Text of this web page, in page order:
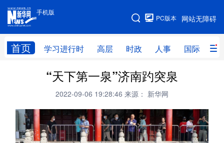
手机版
网站无障碍
PC版本
首页 学习进行时 高层 时政 人事 国际 财
手机版
网站地图
学习进行时 高层 时政
财经 网评
台湾 思客智库 全球连线 教育
科技 科创 量子 体育
“天下第一泉”济南趵突泉
2022-09-06 19:28:46 来源： 新华网